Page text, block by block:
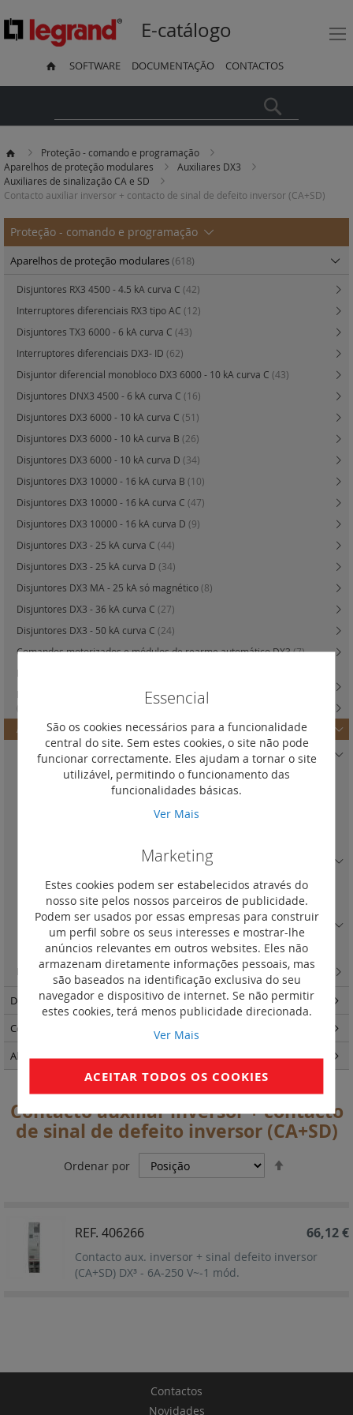
E-catálogo
SOFTWARE DOCUMENTAÇÃO CONTACTOS
Proteção - comando e programação
Aparelhos de proteção modulares
Auxiliares DX3
Auxiliares de sinalização CA e SD
Contacto auxiliar inversor + contacto de sinal de defeito inversor (CA+SD)
Contacto auxiliar inversor + contacto
de sinal de defeito inversor (CA+SD)
Ordenar por
REF. 406266
Contacto aux. inversor + sinal defeito inversor
(CA+SD) DX³ - 6A-250 V~-1 mód.
66,12 €
Proteção - comando e programação
Aparelhos de proteção modulares(618)
Disjuntores RX3 4500 - 4.5 kA curva C (42)
Interruptores diferenciais RX3 tipo AC (12)
Disjuntores TX3 6000 - 6 kA curva C (43)
Interruptores diferenciais DX3- ID (62)
Disjuntor diferencial monobloco DX3 6000 - 10 kA curva C (43)
Disjuntores DNX3 4500 - 6 kA curva C (16)
Disjuntores DX3 6000 - 10 kA curva C (51)
Disjuntores DX3 6000 - 10 kA curva B (26)
Disjuntores DX3 6000 - 10 kA curva D (34)
Disjuntores DX3 10000 - 16 kA curva B (10)
Disjuntores DX3 10000 - 16 kA curva C (47)
Disjuntores DX3 10000 - 16 kA curva D (9)
Disjuntores DX3 - 25 kA curva C (44)
Disjuntores DX3 - 25 kA curva D (34)
Disjuntores DX3 MA - 25 kA só magnético(8)
Disjuntores DX3 - 36 kA curva C (27)
Disjuntores DX3 - 50 kA curva C (24)
Comandos motorizados e módulos de rearme automático DX3(7)
Blocos diferenciais adaptáveis DX3 para disjuntores 1 módulo / pólo
Blocos diferenciais adaptáveis DX3 para disjuntores 1,5 módulo / pólo
(0)
Auxiliares DX3 (19)
Auxiliares de sinalização CA e SD
(3)
Contacto auxiliar inversor (CA)(1)
Contacto auxiliar inversor + contacto de sinal de defeito inversor
Auxiliares de comando ET e MT e DA(5)
Inversores de rede manuais(3)
Comando rotativo prolongado de porta(1)
Acessórios(7)
Auxiliares de comando ET(5)
Blocos diferenciais adaptáveis DX3 para disjuntores 1 e5 módulo(17)
Descarregadores de sobretensões(34)
Comando e programação
(114)
Alimentação e variadores(40)
Contactos
Novidades
Essencial
São os cookies necessários para a funcionalidade
central do site. Sem estes cookies, o site não pode
funcionar correctamente. Eles ajudam a tornar o site
utilizável, permitindo o funcionamento das
funcionalidades básicas.
Ver Mais
Marketing
Estes cookies podem ser estabelecidos através do
nosso site pelos nossos parceiros de publicidade.
Podem ser usados por essas empresas para construir
um perfil sobre os seus interesses e mostrar-lhe
anúncios relevantes em outros websites. Eles não
armazenam diretamente informações pessoais, mas
são baseados na identificação exclusiva do seu
navegador e dispositivo de internet. Se não permitir
estes cookies, terá menos publicidade direcionada.
Ver Mais
ACEITAR TODOS OS COOKIES